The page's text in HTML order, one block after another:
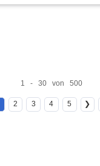
1 - 30 von 500
2 3 4 5 ❯